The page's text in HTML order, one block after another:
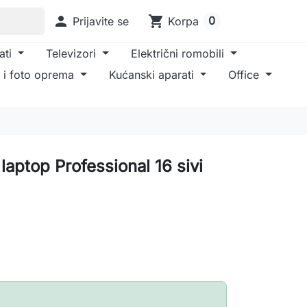
 Prijavite se shopping_cart Korpa 0
Televizori
Električni romobili
i foto oprema Kućanski aparati
Office
Professional 16 sivi